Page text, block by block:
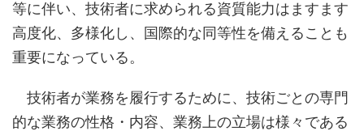
等に伴い、技術者に求められる資質能力はますます
高度化、多様化し、国際的な同等性を備えることも
重要になっている。
技術者が業務を履行するために、技術ごとの専門
的な業務の性格・内容、業務上の立場は様々である